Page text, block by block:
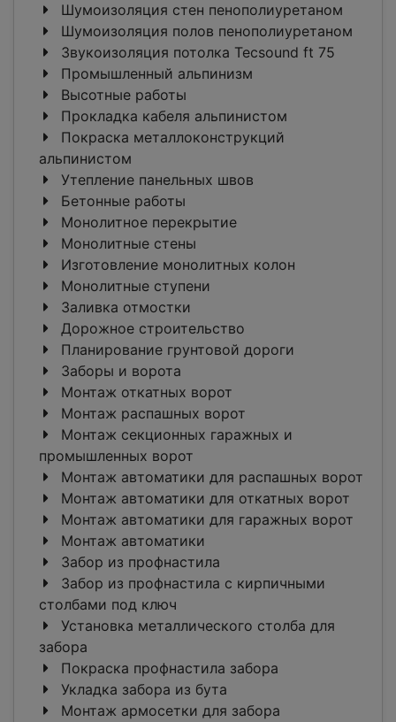
Шумоизоляция стен пенополиуретаном
Шумоизоляция полов пенополиуретаном
Звукоизоляция потолка Tecsound ft 75
Промышленный альпинизм
Высотные работы
Прокладка кабеля альпинистом
Покраска металлоконструкций
альпинистом
Утепление панельных швов
Бетонные работы
Монолитное перекрытие
Монолитные стены
Изготовление монолитных колон
Монолитные ступени
Заливка отмостки
Дорожное строительство
Планирование грунтовой дороги
Заборы и ворота
Монтаж откатных ворот
Монтаж распашных ворот
Монтаж секционных гаражных и
промышленных ворот
Монтаж автоматики для распашных ворот
Монтаж автоматики для откатных ворот
Монтаж автоматики для гаражных ворот
Монтаж автоматики
Забор из профнастила
Забор из профнастила с кирпичными
столбами под ключ
Установка металлического столба для
забора
Покраска профнастила забора
Укладка забора из бута
Монтаж армосетки для забора